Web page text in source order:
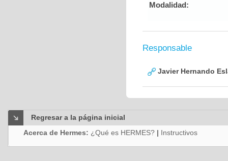
Modalidad:
Responsable
Javier Hernando
Regresar a la página inicial
Acerca de Hermes: ¿Qué es HERMES? | Instructivos